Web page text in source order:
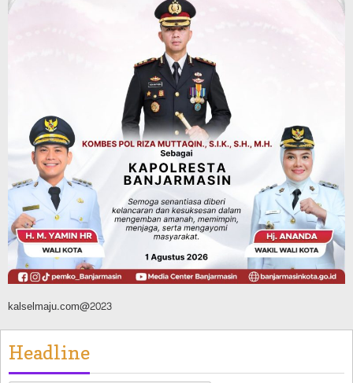
Tahura Sultan Adam Sempat Alami
Kebakaran Lahan, Api Berhasil
Dipadamkan, Kadishut Kalsel
Memimpin Langsung Aksi di Lapangan
Advertorial Pemkab Balangan
Silaturahmi ke DPRD Balangan, Kapolres
AKBP Arif Mansyur Perkuat Koordinasi
Keamanan Daerah
Agustus 6, 2026
kalselmaju.com@2023
Headline